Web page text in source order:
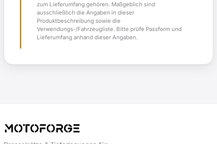
zum Lieferumfang gehören. Maßgeblich sind
ausschließlich die Angaben in dieser
Produktbeschreibung sowie die
Verwendungs-/Fahrzeugliste. Bitte prüfe Passform und
Lieferumfang anhand dieser Angaben.